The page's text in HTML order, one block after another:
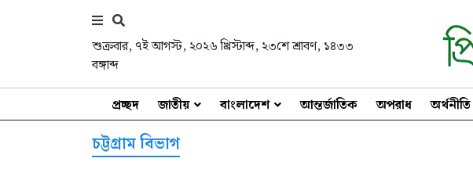
শুক্রবার, ৭ই আগস্ট, ২০২৬ খ্রিস্টাব্দ, ২৩শে শ্রাবণ, ১৪৩৩
বঙ্গাব্দ
প্রচ্ছদ জাতীয় বাংলাদেশ আন্তর্জাতিক অপরাধ অর্থনীতি
চট্টগ্রাম বিভাগ